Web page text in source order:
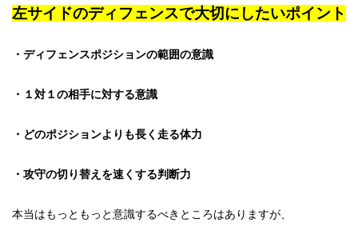
左サイドのディフェンスで大切にしたいポイント
・ディフェンスポジションの範囲の意識
・１対１の相手に対する意識
・どのポジションよりも長く走る体力
・攻守の切り替えを速くする判断力
本当はもっともっと意識するべきところはありますが、